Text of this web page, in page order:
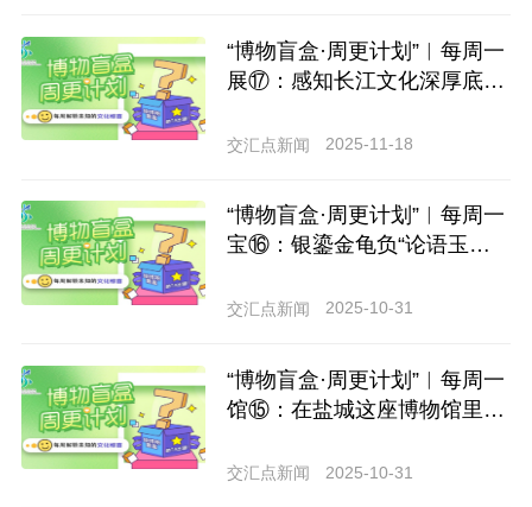
“博物盲盒·周更计划”︱每周一
展⑰：感知长江文化深厚底蕴
与霸气
交汇点新闻 2025-11-18
“博物盲盒·周更计划”︱每周一
宝⑯：银鎏金龟负“论语玉
化
交汇点新闻 2025-10-31
“博物盲盒·周更计划”︱每周一
馆⑮：在盐城这座博物馆里翻
交汇点新闻 2025-10-31